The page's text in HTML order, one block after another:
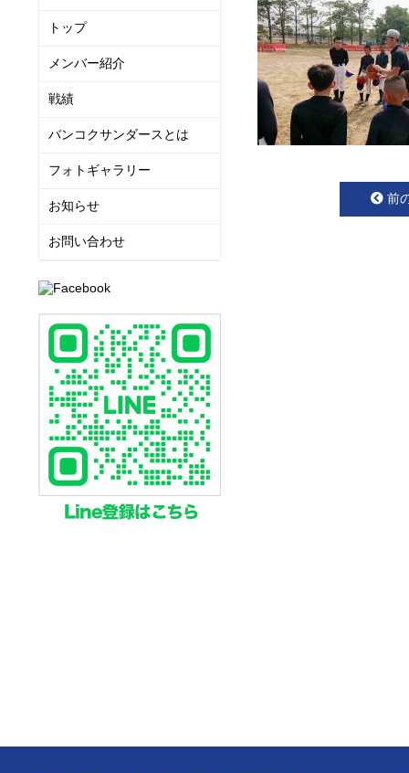
前
トップ
メンバー紹介
戦績
バンコクサンダースとは
フォトギャラリー
お知らせ
お問い合わせ